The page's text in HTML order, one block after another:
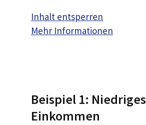
Inhalt entsperren
Mehr Informationen
Beispiel 1: Niedriges
Einkommen